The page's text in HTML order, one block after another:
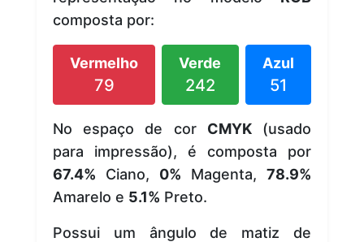
composta por:
Vermelho
79
Verde
242
Azul
51
No espaço de cor CMYK(usado
para impressão), é composta por
67.4% Ciano, 0% Magenta, 78.9%
Amarelo e 5.1% Preto.
Possui um ângulo de matiz de